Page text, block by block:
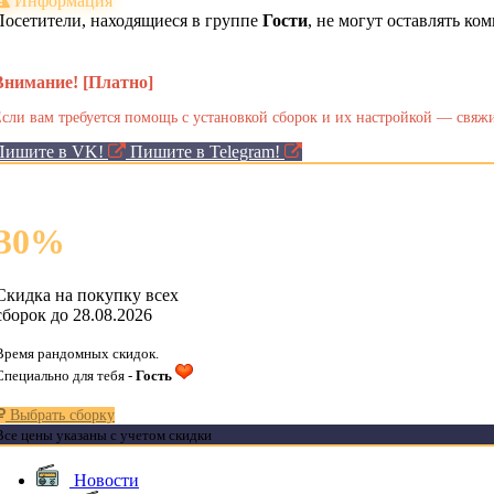
находящиеся в группе Гости, не могут оставлять
[Платно]
вам требуется помощь с установкой сборок и их настройкой —
в VK! Пишите в Telegram!
%
на покупку всех
до 28.08.2026
рандомных скидок.
для тебя - Гость
Выбрать сборку
цены указаны с учетом скидки
Новости